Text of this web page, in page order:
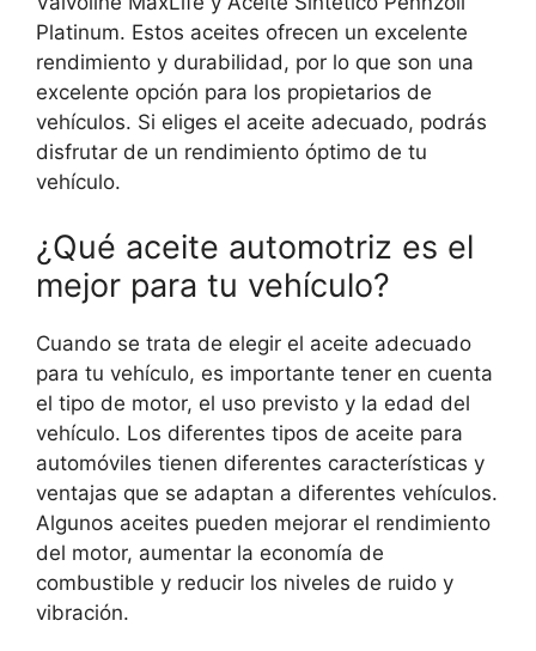
Platinum. Estos aceites ofrecen un excelente
rendimiento y durabilidad, por lo que son una
excelente opción para los propietarios de
vehículos. Si eliges el aceite adecuado, podrás
disfrutar de un rendimiento óptimo de tu
vehículo.
¿Qué aceite automotriz es el
mejor para tu vehículo?
Cuando se trata de elegir el aceite adecuado
para tu vehículo, es importante tener en cuenta
el tipo de motor, el uso previsto y la edad del
vehículo. Los diferentes tipos de aceite para
automóviles tienen diferentes características y
ventajas que se adaptan a diferentes vehículos.
Algunos aceites pueden mejorar el rendimiento
del motor, aumentar la economía de
combustible y reducir los niveles de ruido y
vibración.